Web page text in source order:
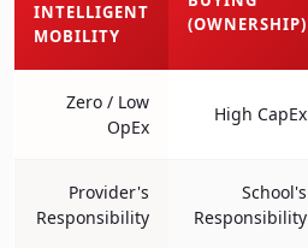
(OWNERSHIP)
INTELLIGENT
MOBILITY
High CapEx
Zero / Low
OpEx
School's
Responsibility
Provider's
Responsibility